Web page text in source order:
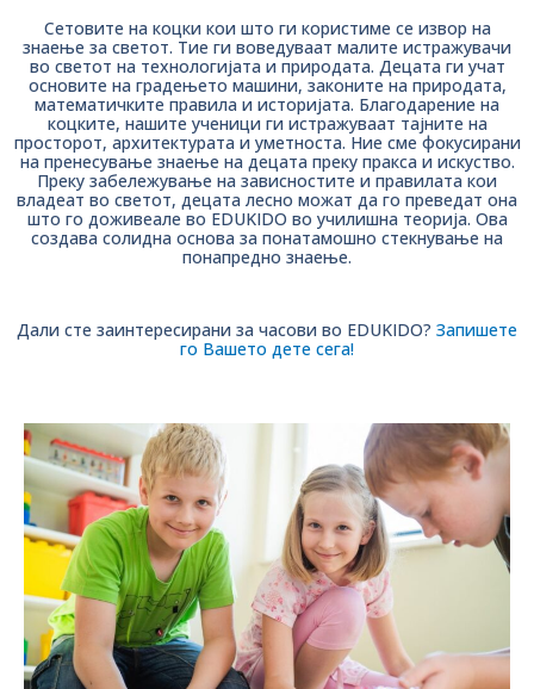
Сетовите на коцки кои што ги користиме се извор на
знаење за светот. Тие ги воведуваат малите истражувачи
во светот на технологијата и природата. Децата ги учат
основите на градењето машини, законите на природата,
математичките правила и историјата. Благодарение на
коцките, нашите ученици ги истражуваат тајните на
просторот, архитектурата и уметноста. Ние сме фокусирани
на пренесување знаење на децата преку пракса и искуство.
Преку забележување на зависностите и правилата кои
владеат во светот, децата лесно можат да го преведат она
што го доживеале во EDUKIDO во училишна теорија. Ова
создава солидна основа за понатамошно стекнување на
понапредно знаење.
Дали сте заинтересирани за часови во EDUKIDO? Запишете
го Вашето дете сега!